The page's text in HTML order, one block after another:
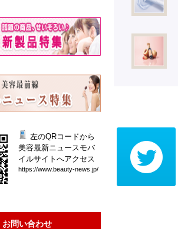
左のQRコードから
美容最新ニュースモバ
イルサイトへアクセス
https://www.beauty-news. jp/
お問い合わせ